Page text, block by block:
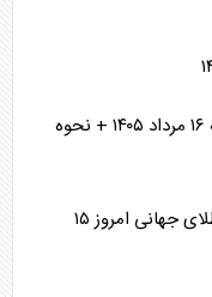
جدول قطعی برق استان فارس فردا جمعه ۱۶ مرداد ۱۴۰۵ + نحوه
قیمت طلا رکورد شکست/ قیمت جدید طلای جهانی امروز ۱۵